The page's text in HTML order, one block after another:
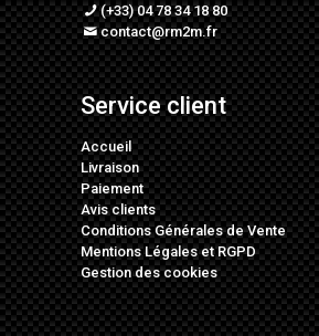
(+33) 04 78 34 18 80
contact@rm2m.fr
Service client
Accueil
Livraison
Paiement
Avis clients
Conditions Générales de Vente
Mentions LégalesetRGPD
Gestion des cookies